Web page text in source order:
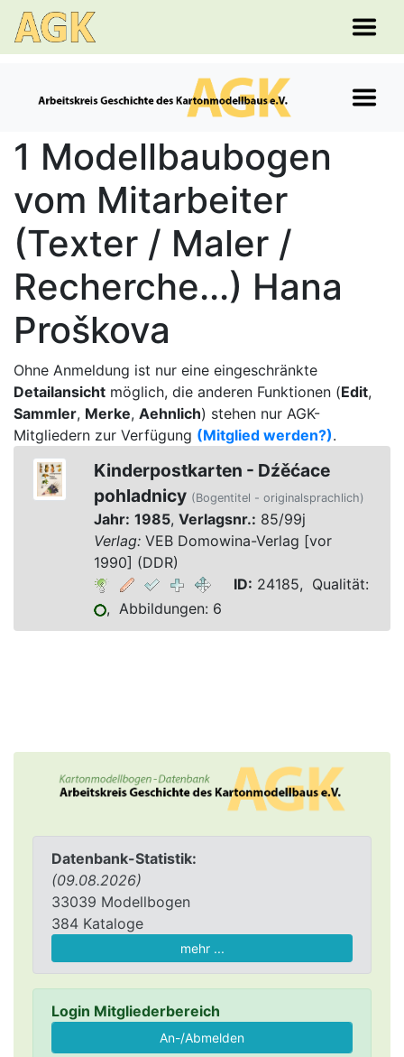
Datenbank-Statistik:
(09.08.2026)
33039 Modellbogen
384 Kataloge
mehr ...
Login Mitgliederbereich
1 Modellbaubogen
vom Mitarbeiter
(Texter / Maler /
Recherche...) Hana
Proškova
Ohne Anmeldung ist nur eine eingeschränkte
Detailansicht möglich, die anderen Funktionen (Edit,
Sammler, Merke, Aehnlich) stehen nur AGK-
Mitgliedern zur Verfügung (Mitglied werden?).
Kinderpostkarten - Dźěćace
pohladnicy (Bogentitel - originalsprachlich)
Jahr: 1985, Verlagsnr.: 85/99j
Verlag:VEB Domowina-Verlag [vor
1990] (DDR)
ID: 24185, Qualität:
, Abbildungen: 6